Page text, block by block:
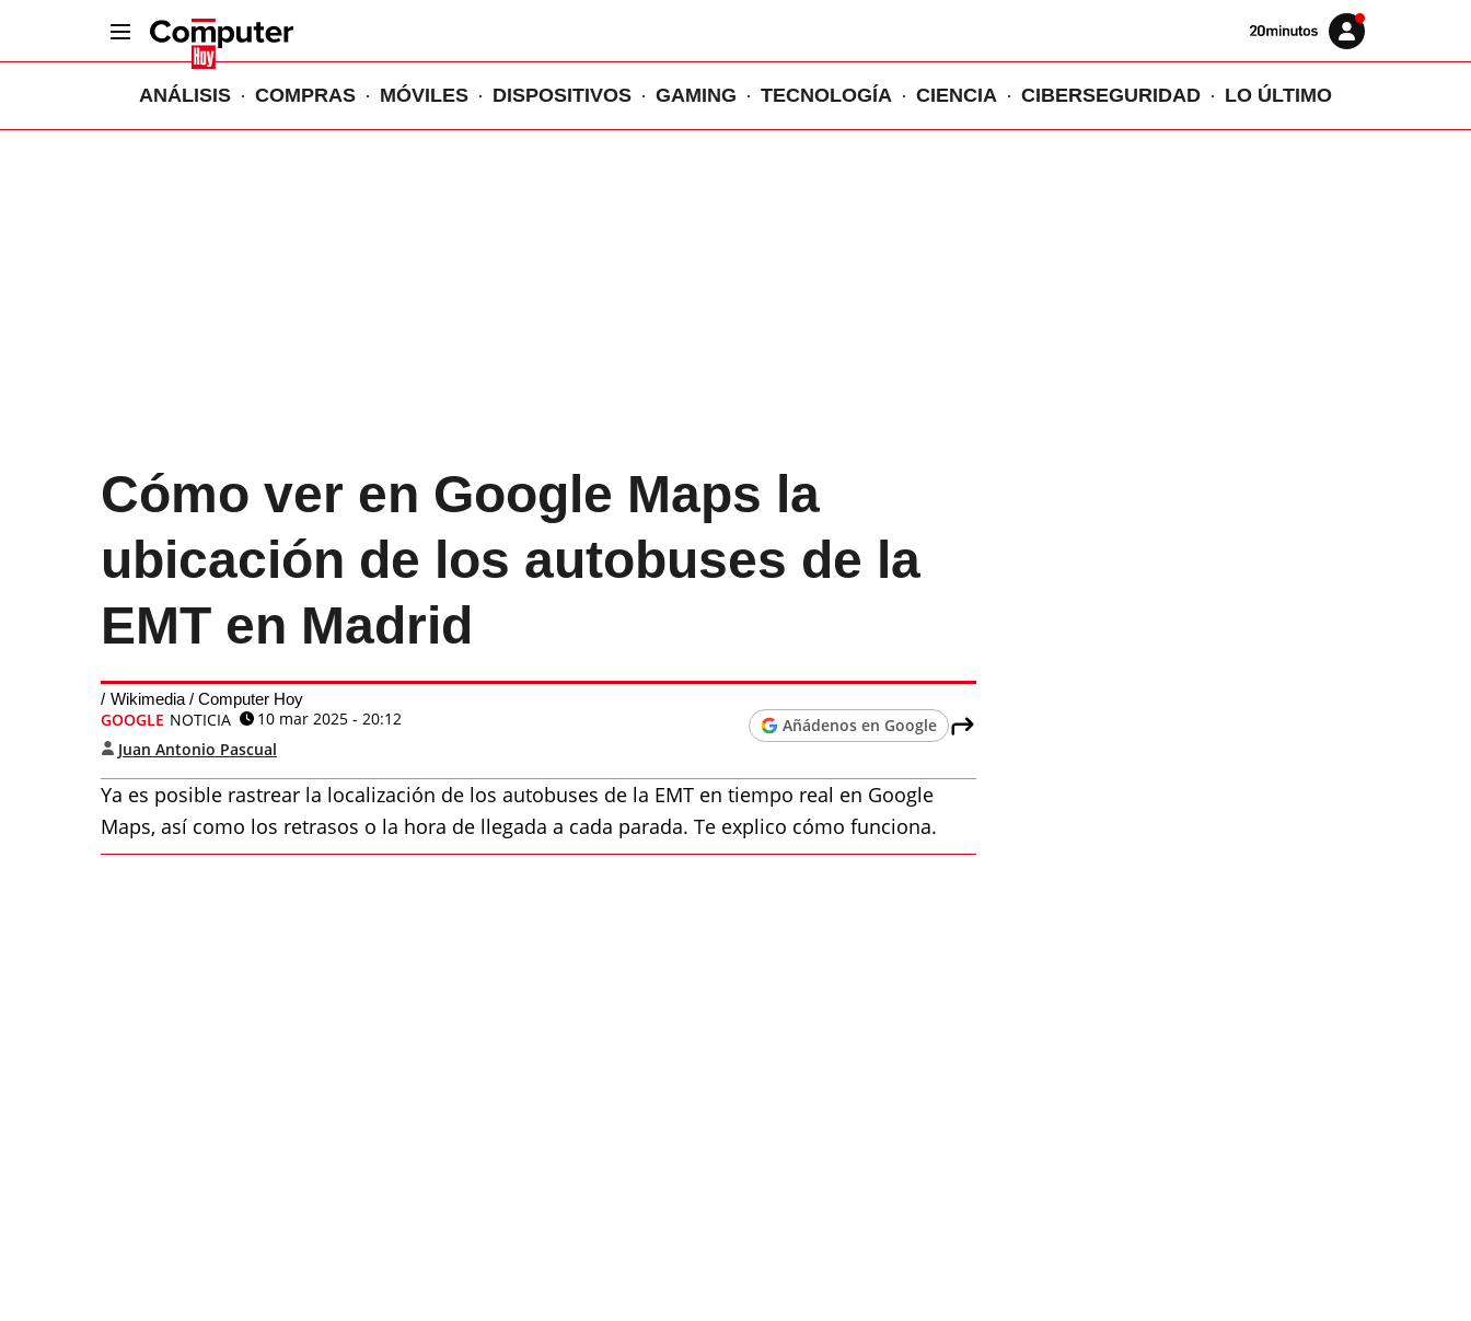
Volver
Iniciar
sesión
ANÁLISIS COMPRAS MÓVILES DISPOSITIVOS GAMING TECNOLOGÍA CIENCIA CIBERSEGURIDAD LO ÚLTIMO
Cómo ver en Google Maps la
ubicación de los autobuses de la
EMT en Madrid
Wikimedia / Computer Hoy
GOOGLE NOTICIA
10 mar 2025 - 20:12
Juan Antonio Pascual
Añádenos en Google
Ya es posible rastrear la localización de los autobuses de la EMT en tiempo real en Google
Maps, así como los retrasos o la hora de llegada a cada parada. Te explico cómo funciona.